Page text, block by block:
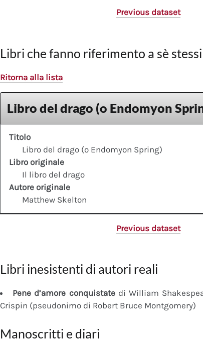
Previous dataset
Libri che fanno riferimento a sè stessi
Ritorna alla lista
Libro del drago (o Endomyon
Titolo
Libro del drago (o Endomyon Spring)
Libro originale
Il libro del drago
Autore originale
Matthew Skelton
Previous dataset
Libri inesistenti di autori reali
Pene d’amore conquistatedi William
Crispin (pseudonimo di Robert Bruce Montgomery)
Manoscritti e diari